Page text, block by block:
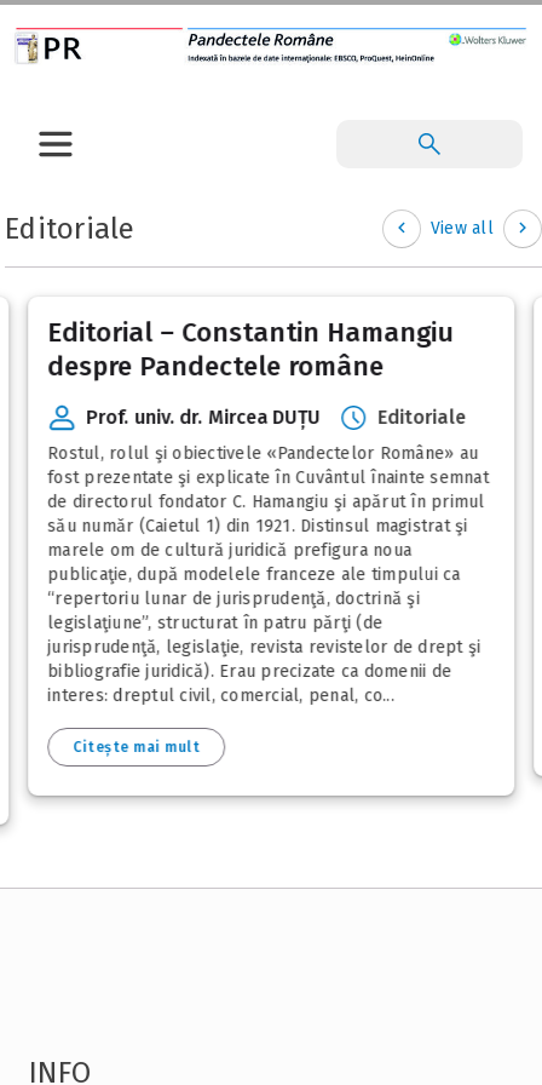
Editoriale View all
Editorial – Constantin Hamangiu
despre Pandectele române
Prof. univ. dr. Mircea DUȚU Editoriale
Rostul, rolul şi obiectivele «Pandectelor Române» au
fost prezentate şi explicate în Cuvântul înainte semnat
de directorul fondator C. Hamangiu şi apărut în primul
său număr (Caietul 1) din 1921. Distinsul magistrat şi
marele om de cultură juridică prefigura noua
publicaţie, după modelele franceze ale timpului ca
“repertoriu lunar de jurisprudenţă, doctrină şi
legislaţiune”, structurat în patru părţi (de
jurisprudenţă, legislaţie, revista revistelor de drept şi
bibliografie juridică). Erau precizate ca domenii de
interes: dreptul civil, comercial, penal, co...
Citește mai mult
INFO